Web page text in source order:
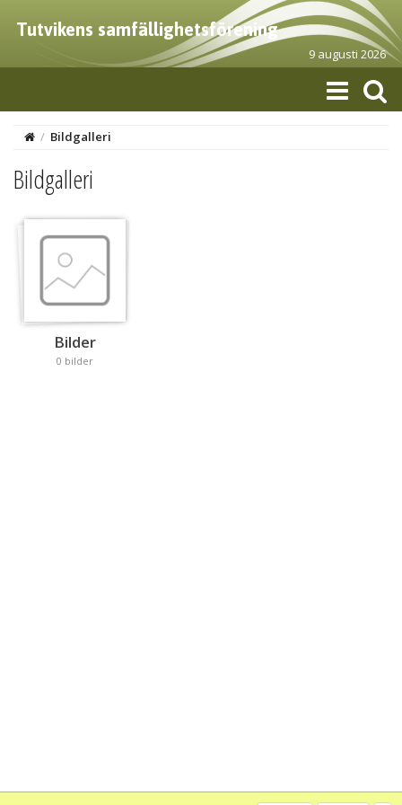
Tutvikens samfällighetsförening
9 augusti 2026
/ Bildgalleri
Bildgalleri
Bilder
0 bilder